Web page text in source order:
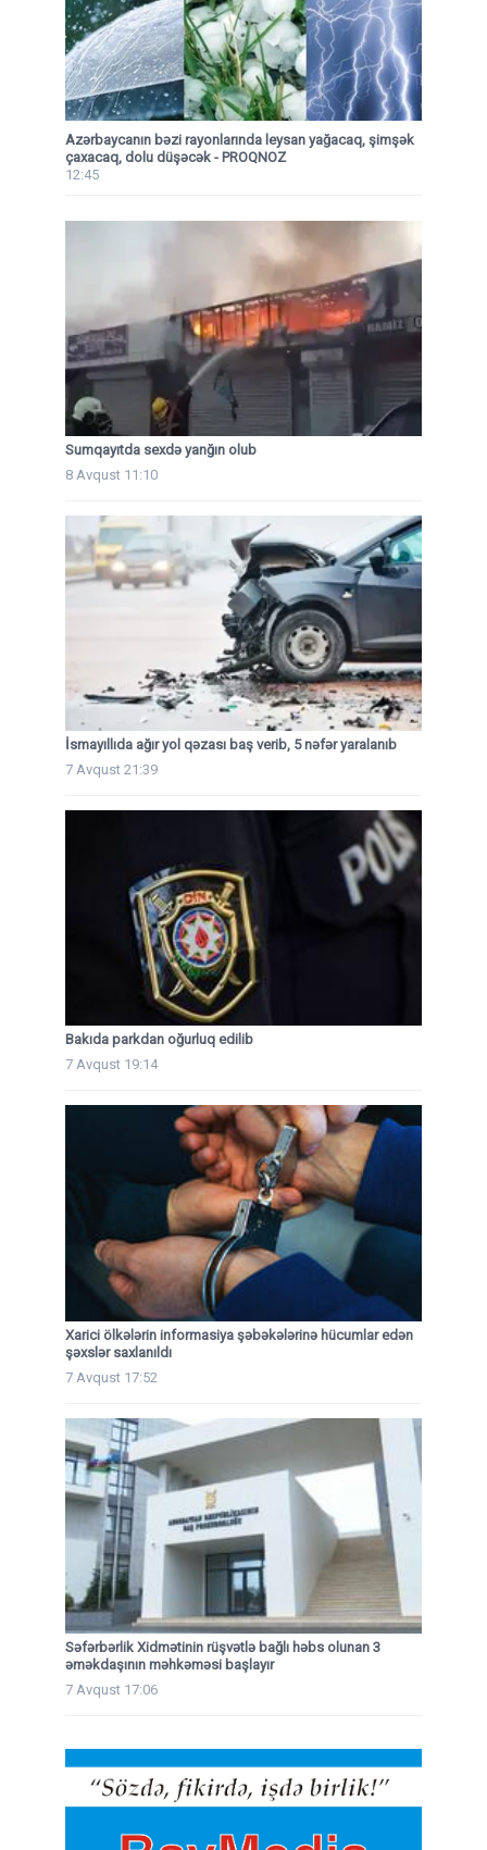
Azərbaycanın bəzi rayonlarında leysan yağacaq, şimşək
çaxacaq, dolu düşəcək - PROQNOZ
12:45
Sumqayıtda sexdə yanğın olub
8 Avqust 11:10
İsmayıllıda ağır yol qəzası baş verib, 5 nəfər yaralanıb
7 Avqust 21:39
Bakıda parkdan oğurluq edilib
7 Avqust 19:14
Xarici ölkələrin informasiya şəbəkələrinə hücumlar edən
şəxslər saxlanıldı
7 Avqust 17:52
Səfərbərlik Xidmətinin rüşvətlə bağlı həbs olunan 3
əməkdaşının məhkəməsi başlayır
7 Avqust 17:06